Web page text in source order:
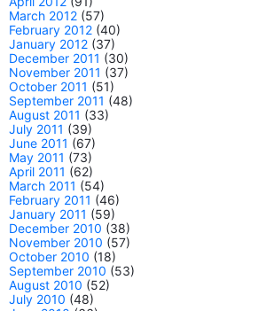
March 2012 (57)
February 2012 (40)
January 2012 (37)
December 2011 (30)
November 2011 (37)
October 2011 (51)
September 2011 (48)
August 2011 (33)
July 2011 (39)
June 2011 (67)
May 2011 (73)
April 2011 (62)
March 2011 (54)
February 2011 (46)
January 2011 (59)
December 2010 (38)
November 2010 (57)
October 2010 (18)
September 2010 (53)
August 2010 (52)
July 2010 (48)